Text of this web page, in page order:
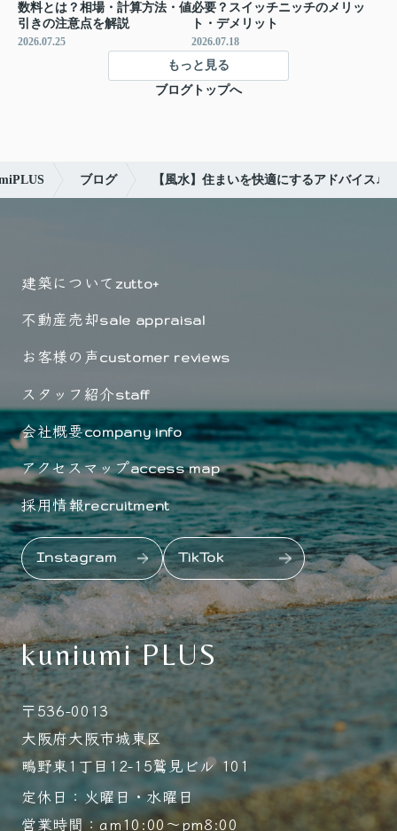
数料とは？相場・計算方法・値
引きの注意点を解説
2026.07.25
必要？スイッチニッチのメリッ
ト・デメリット
2026.07.18
もっと見る
ブログトップへ
ブログ 【風水】住まいを快適にするアドバイス♩
建築について zutto+
不動産売却sale appraisal
お客様の声customer reviews
スタッフ紹介staff
会社概要company info
アクセスマップaccess map
採用情報recruitment
Instagram TikTok
kuniumi PLUS
〒536-0013
大阪府大阪市城東区
鴫野東1丁目12-15鷲見ビル 101
定休日：火曜日・水曜日
営業時間：am10:00～pm8:00